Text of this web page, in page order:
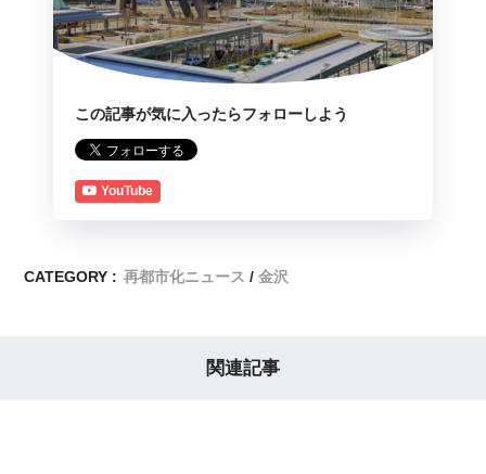
この記事が気に入ったらフォローしよう
YouTube
CATEGORY : 再都市化ニュース 金沢
関連記事